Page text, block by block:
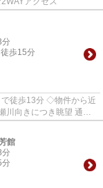
分
徒歩15分
徒歩13分 ◇物件から近
向きにつき眺望 通風
館
分
分